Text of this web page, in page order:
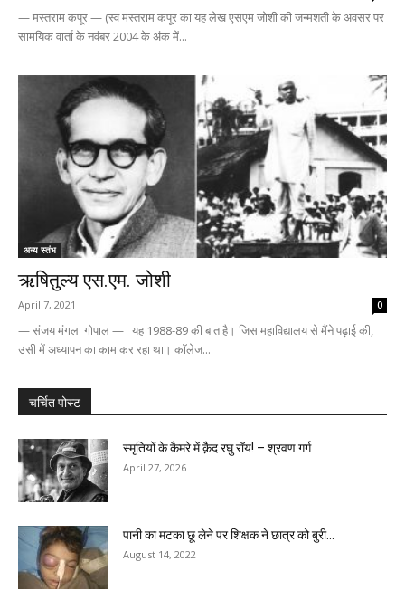
— मस्तराम कपूर — (स्व मस्तराम कपूर का यह लेख एसएम जोशी की जन्मशती के अवसर पर
सामयिक वार्ता के नवंबर 2004 के अंक में...
अन्य स्तंभ
ऋषितुल्य एस.एम. जोशी
April 7, 2021 0
— संजय मंगला गोपाल — यह 1988-89 की बात है। जिस महाविद्यालय से मैंने पढ़ाई की,
उसी में अध्यापन का काम कर रहा था। कॉलेज...
चर्चित पोस्ट
स्मृतियों के कैमरे में क़ैद रघु रॉय! – श्रवण गर्ग
April 27, 2026
पानी का मटका छू लेने पर शिक्षक ने छात्र को बुरी...
August 14, 2022